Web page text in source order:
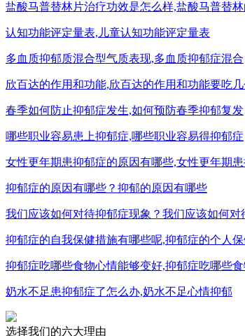
盐酸马普替林片治疗功效是怎么样,盐酸马普替林
认知功能评定量表,儿童认知功能评定量表
多血质抑郁质混合型气质表现,多血质抑郁症混合
欣百达的作用和功能,欣百达的作用和功能要吃
春季如何防止抑郁症发生,如何预防春季抑郁复发
哪些职业容易患上抑郁症,哪些职业容易得抑郁症
女性更年期患抑郁症的原因有哪些,女性更年期
抑郁症的原因有哪些？抑郁的原因有哪些
我们应该如何对待抑郁症现象？我们应该如何对
抑郁症的自我保健措施有哪些呢,抑郁症的个人
抑郁症吃哪些食物心情能够变好,抑郁症吃哪些
奶水不足患抑郁症了怎么办,奶水不足心情抑郁
选择我们的六大理由